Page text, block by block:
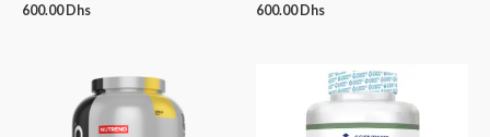
600.00 Dhs 600.00 Dhs